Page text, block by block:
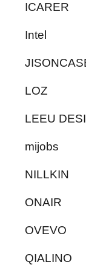
ICARER
Intel
LOZ
LEEU
mijobs
NILLKIN
ONAIR
OVEVO
QIALINO